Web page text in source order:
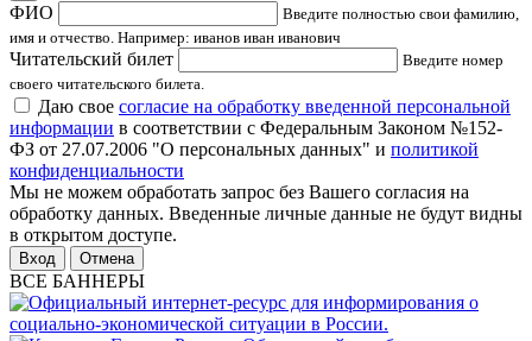
ФИО
Введите полностью свои фамилию,
имя и отчество. Например: иванов иван иванович
Читательский билет
Введите номер
своего читательского билета.
Даю свое согласие на обработку введенной персональной
информации в соответствии с Федеральным Законом №152-
ФЗ от 27.07.2006 "О персональных данных" и политикой
конфиденциальности
Мы не можем обработать запрос без Вашего согласия на
обработку данных. Введенные личные данные не будут видны
в открытом доступе.
Отмена
ВСЕ БАННЕРЫ